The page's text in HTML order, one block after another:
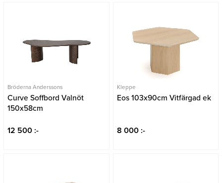
Bröderna Anderssons
Curve Soffbord Valnöt
150x58cm
12 500 :-
Kleppe
Eos 103x90cm Vitfärgad ek
8 000 :-